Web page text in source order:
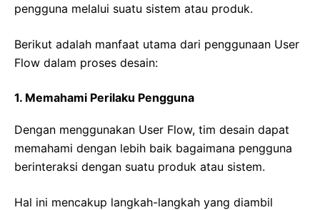
pengguna melalui suatu sistem atau produk.
Berikut adalah manfaat utama dari penggunaan User
Flow dalam proses desain:
1. Memahami Perilaku Pengguna
Dengan menggunakan User Flow, tim desain dapat
memahami dengan lebih baik bagaimana pengguna
berinteraksi dengan suatu produk atau sistem.
Hal ini mencakup langkah-langkah yang diambil